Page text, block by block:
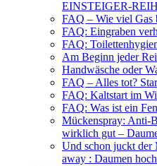
EINSTEIGER-
FAQ – Wie viel Gas
FAQ: Eingraben
FAQ:
Am Beginn jeder
Handwäsche oder
FAQ – Alles tot?
FAQ: Kaltstart im
FAQ: Was ist ein
Mückenspray: Anti-
wirklich gut –
Und schon juckt der
away : Daumen